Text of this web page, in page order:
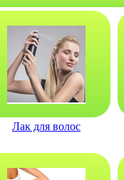
Лак для волос